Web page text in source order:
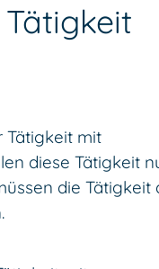
Tätigkeit mit
diese Tätigkeit
die Tätigkeit